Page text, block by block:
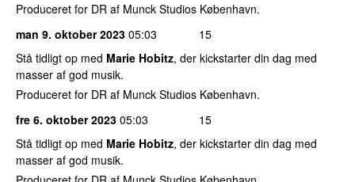
Produceret for DR af Munck Studios København.
man 9. oktober 2023 05:03
15
Stå tidligt op med Marie Hobitz, der kickstarter din dag med
masser af god musik.
Produceret for DR af Munck Studios København.
fre 6. oktober 2023 05:03
15
Stå tidligt op med Marie Hobitz, der kickstarter din dag med
masser af god musik.